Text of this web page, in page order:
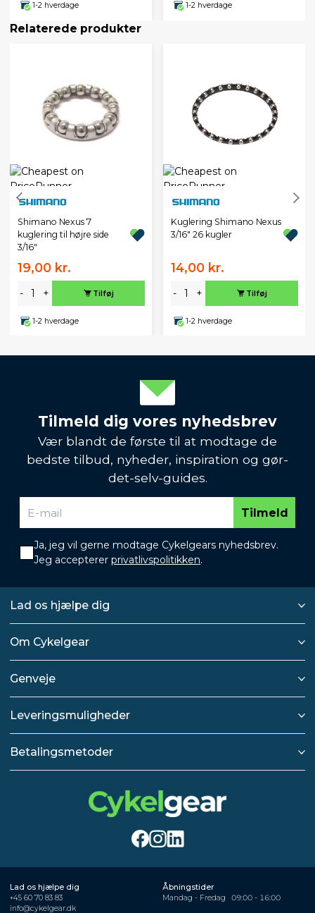
1-2 hverdage 1-2 hverdage
Relaterede produkter
Shimano Nexus 7
kuglering til højre side
3/16"
19,00 kr.
- + Tilføj
1-2 hverdage
Kuglering Shimano Nexus
3/16" 26 kugler
14,00 kr.
- + Tilføj
1-2 hverdage
Tilmeld dig vores nyhedsbrev
Vær blandt de første til at modtage de
bedste tilbud, nyheder, inspiration og gør-
det-selv-guides.
Tilmeld
Ja, jeg vil gerne modtage Cykelgears nyhedsbrev.
Jeg accepterer privatlivspolitikken.
Lad os hjælpe dig
Om Cykelgear
Genveje
Leveringsmuligheder
Betalingsmetoder
Lad os hjælpe dig
+45 60 70 83 83
info@cykelgear.dk
Åbningstider
Mandag - Fredag
09:00 - 16:00